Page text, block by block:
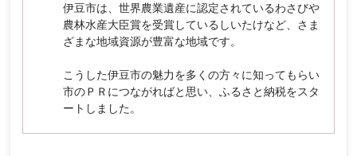
伊豆市は、世界農業遺産に認定されているわさびや
農林水産大臣賞を受賞しているしいたけなど、さま
ざまな地域資源が豊富な地域です。
こうした伊豆市の魅力を多くの方々に知ってもらい
市のＰＲにつながればと思い、ふるさと納税をスタ
ートしました。